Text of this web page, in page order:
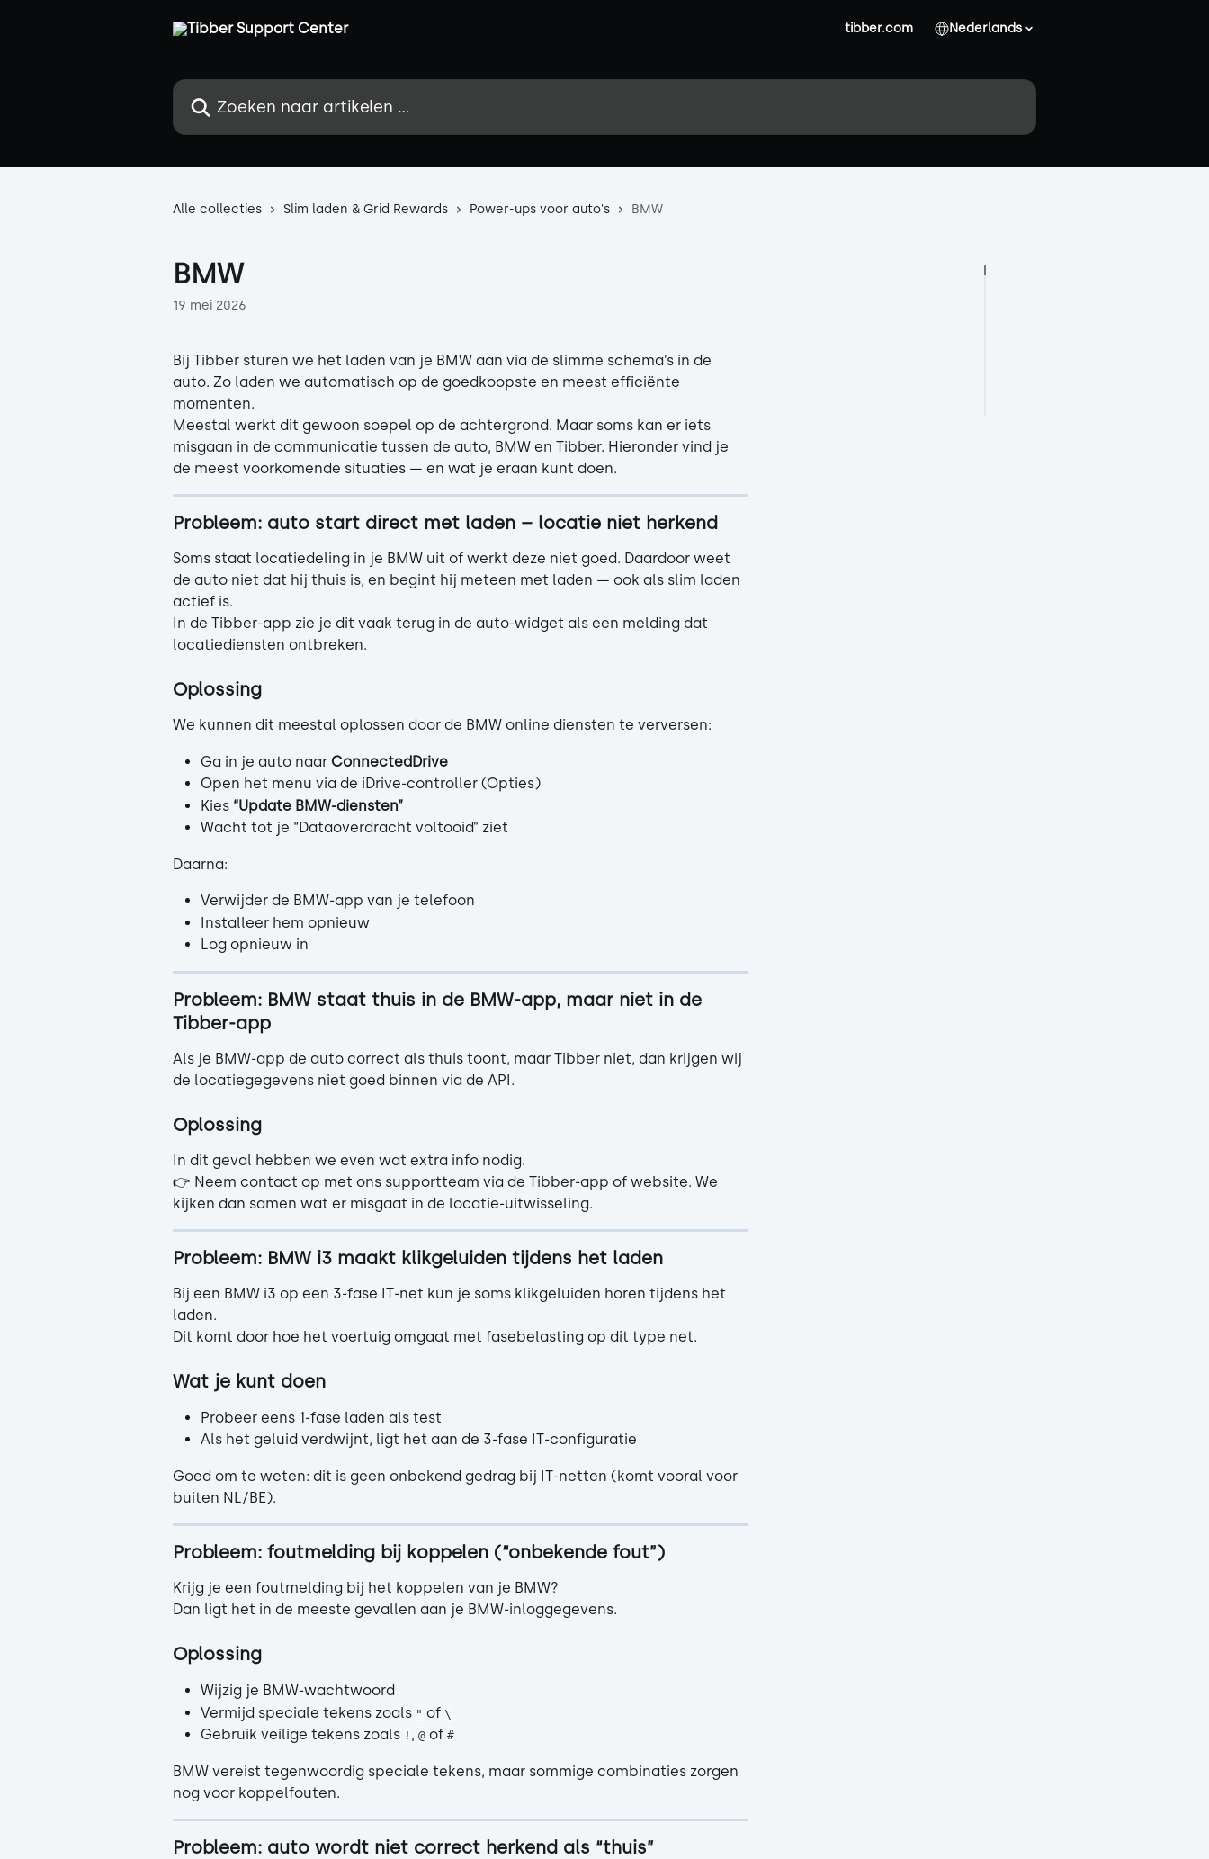
tibber.com Nederlands
Zoeken naar artikelen ...
Alle collecties Slim laden & Grid Rewards Power-ups voor auto's BMW
BMW
19 mei 2026
Bij Tibber sturen we het laden van je BMW aan via de slimme schema’s in de
auto. Zo laden we automatisch op de goedkoopste en meest efficiënte
momenten.
Meestal werkt dit gewoon soepel op de achtergrond. Maar soms kan er iets
misgaan in de communicatie tussen de auto, BMW en Tibber. Hieronder vind je
de meest voorkomende situaties — en wat je eraan kunt doen.
Probleem: auto start direct met laden – locatie niet herkend
Soms staat locatiedeling in je BMW uit of werkt deze niet goed. Daardoor weet
de auto niet dat hij thuis is, en begint hij meteen met laden — ook als slim laden
actief is.
In de Tibber-app zie je dit vaak terug in de auto-widget als een melding dat
locatiediensten ontbreken.
Oplossing
We kunnen dit meestal oplossen door de BMW online diensten te verversen:
Ga in je auto naar ConnectedDrive
Open het menu via de iDrive-controller (Opties)
Kies “Update BMW-diensten”
Wacht tot je “Dataoverdracht voltooid” ziet
Daarna:
Verwijder de BMW-app van je telefoon
Installeer hem opnieuw
Log opnieuw in
Probleem: BMW staat thuis in de BMW-app, maar niet in de
Tibber-app
Als je BMW-app de auto correct als thuis toont, maar Tibber niet, dan krijgen wij
de locatiegegevens niet goed binnen via de API.
Oplossing
In dit geval hebben we even wat extra info nodig.
👉 Neem contact op met ons supportteam via de Tibber-app of website. We
kijken dan samen wat er misgaat in de locatie-uitwisseling.
Probleem: BMW i3 maakt klikgeluiden tijdens het laden
Bij een BMW i3 op een 3-fase IT-net kun je soms klikgeluiden horen tijdens het
laden.
Dit komt door hoe het voertuig omgaat met fasebelasting op dit type net.
Wat je kunt doen
Probeer eens 1-fase laden als test
Als het geluid verdwijnt, ligt het aan de 3-fase IT-configuratie
Goed om te weten: dit is geen onbekend gedrag bij IT-netten (komt vooral voor
buiten NL/BE).
Probleem: foutmelding bij koppelen (“onbekende fout”)
Krijg je een foutmelding bij het koppelen van je BMW?
Dan ligt het in de meeste gevallen aan je BMW-inloggegevens.
Oplossing
Wijzig je BMW-wachtwoord
Vermijd speciale tekens zoals " of \
Gebruik veilige tekens zoals ! , @ of #
BMW vereist tegenwoordig speciale tekens, maar sommige combinaties zorgen
nog voor koppelfouten.
Probleem: auto wordt niet correct herkend als “thuis”